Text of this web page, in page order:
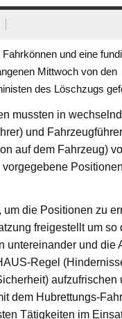
und eine
Mittwoch von den
des Löschzugs
mussten in
und Fahrzeugführer
auf dem Fahrzeug)
um die Positionen zu
freigestellt um so
untereinander und die
Regel
aufzufrischen
dem Hubrettungs-
Tätigkeiten im